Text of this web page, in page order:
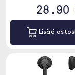
28.90
Lisää